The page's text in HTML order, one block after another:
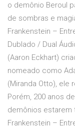
o demônio Beroul
de sombras e
Frankenstein –
Dublado / Dual
(Aaron Eckhart)
nomeado como
(Miranda Otto), ele
Porém, 200 anos
demônios estarem
Frankenstein –